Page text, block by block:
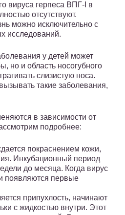
вируса герпеса ВПГ-I в
отсутствуют.
можно исключительно с
исследований.
у детей может
но и область носогубного
слизистую носа.
такие заболевания,
в зависимости от
подробнее:
покраснением кожи,
Инкубационный период
до месяца. Когда вирус
появляются первые
припухлость, начинают
с жидкостью внутри. Этот